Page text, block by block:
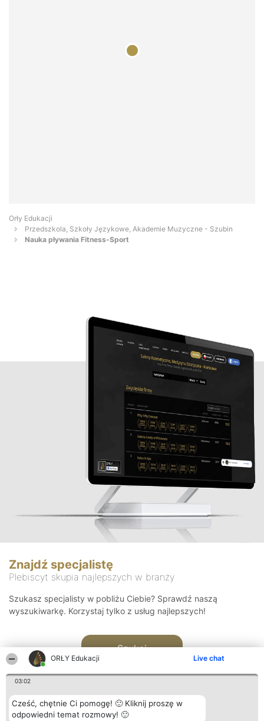
ORŁY Edukacji Live chat
03:02
Cześć, chętnie Ci pomogę! 🙂 Kliknij proszę w
odpowiedni temat rozmowy! 🙂
Orły Edukacji
Przedszkola, Szkoły Językowe, Akademie Muzyczne - Szubin
Nauka pływania Fitness-Sport
Znajdź specjalistę
Plebiscyt skupia najlepszych w branży
Szukasz specjalisty w pobliżu Ciebie? Sprawdź naszą
wyszukiwarkę. Korzystaj tylko z usług najlepszych!
Szukaj